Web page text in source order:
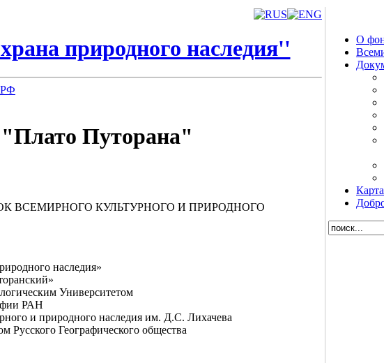
природного наследия''
Путорана"
ВСЕМИРНОГО КУЛЬТУРНОГО И ПРИРОДНОГО
наследия»
Университетом
РАН
и природного наследия им. Д.С. Лихачева
Русского Географического общества
О